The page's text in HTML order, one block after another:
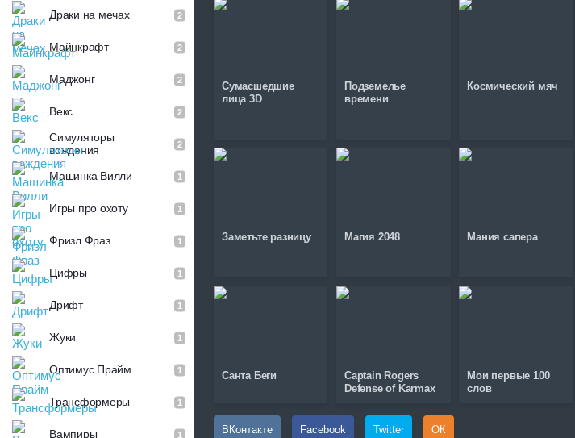
Драки на мечах 2
Майнкрафт 2
Маджонг 2
Векс 2
Симуляторы
вождения
2
Машинка Вилли 1
Игры про охоту 1
Фризл Фраз 1
Цифры 1
Дрифт 1
Жуки 1
Оптимус Прайм 1
Трансформеры 1
Вампиры 1
Сумасшедшие
лица 3D
Подземелье
времени
Космический мяч
Заметьте разницу Магия 2048 Мания сапера
Санта Беги
Captain Rogers
Defense of Karmax
Мои первые 100
слов
ВКонтакте Facebook Twitter ОК